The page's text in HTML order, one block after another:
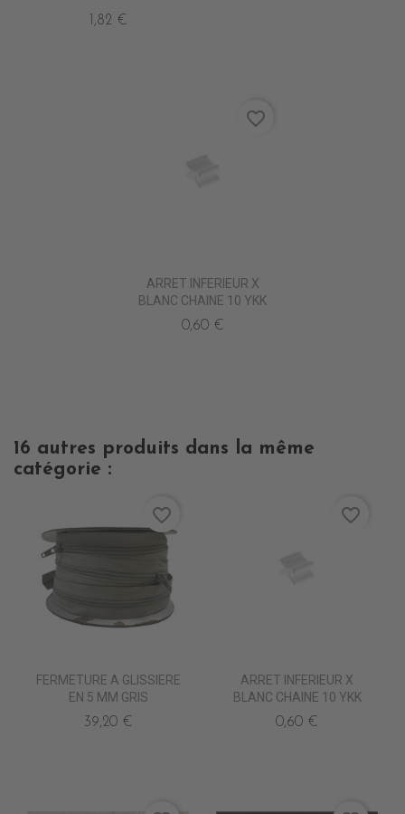
1,82 €
ARRET INFERIEUR X
BLANC CHAINE 10 YKK
0,60 €
favorite_border
16 autres produits dans la même
catégorie :
FERMETURE A GLISSIERE
EN 5 MM GRIS
39,20 €
favorite_border
ARRET INFERIEUR X
BLANC CHAINE 10 YKK
0,60 €
favorite_border